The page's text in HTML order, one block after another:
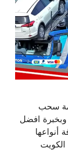
سحب
وبخبرة افضل